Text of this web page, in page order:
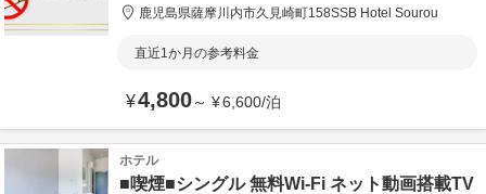
鹿児島県薩摩川内市久見崎町158SSB Hotel Sourou
直近1か月の参考料金
¥4,800～ ¥6,600/泊
ホテル
■喫煙■シングル 無料Wi-Fi ネット動画搭載TV